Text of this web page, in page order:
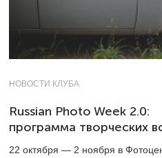
НОВОСТИ КЛУБА
Russian Photo Week 2.0:
программа творческих
22 октября — 2 ноября в